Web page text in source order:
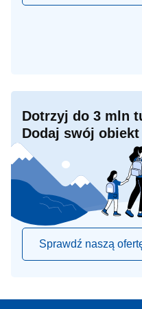
Dotrzyj do 3 mln
Dodaj swój obiekt
Sprawdź naszą